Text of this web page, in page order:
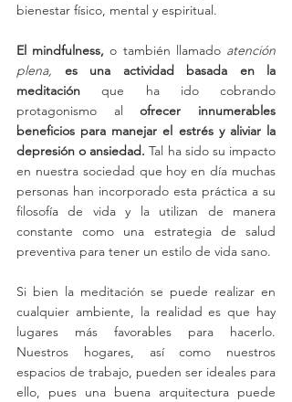
bienestar físico, mental y espiritual.
El mindfulness, o también llamado atención
plena, es una actividad basada en la
meditación que ha ido cobrando
protagonismo al
ofrecer innumerables
beneficios para manejar el estrés y aliviar la
depresión o ansiedad. Tal ha sido su impacto
en nuestra sociedad que hoy en día muchas
personas han incorporado esta práctica a su
filosofía de vida y la utilizan de manera
constante como una estrategia de salud
preventiva para tener un estilo de vida sano.
Si bien la meditación se puede realizar en
cualquier ambiente, la realidad es que hay
lugares más favorables para hacerlo.
Nuestros hogares, así como nuestros
espacios de trabajo, pueden ser ideales para
ello, pues una buena arquitectura puede